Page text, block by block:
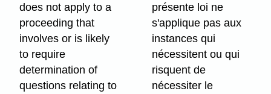
does not apply to a
proceeding that
involves or is likely
to require
determination of
questions relating to
présente loi ne
s'applique pas aux
instances qui
nécessitent ou qui
risquent de
nécessiter le